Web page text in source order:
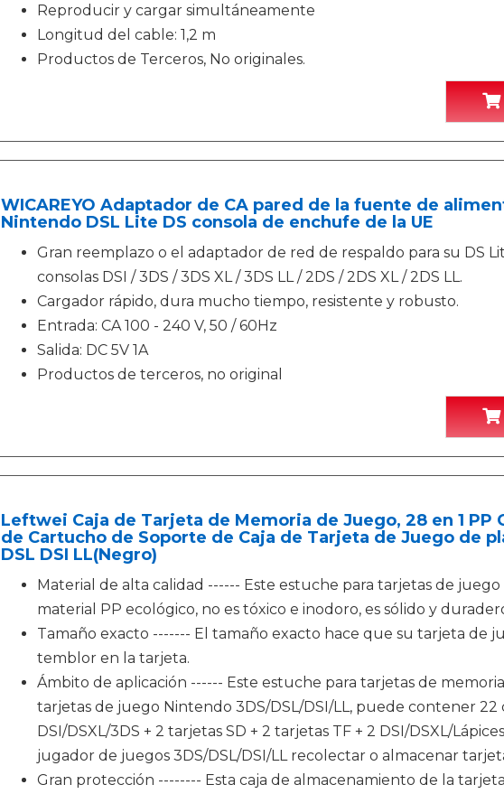
Reproducir y cargar simultáneamente
Longitud del cable: 1,2 m
Productos de Terceros, No originales.
WICAREYO Adaptador de CA pared de la fuente de
Nintendo DSL Lite DS consola de enchufe de la UE
Gran reemplazo o el adaptador de red de respaldo para su DS
consolas DSI / 3DS / 3DS XL / 3DS LL / 2DS / 2DS XL / 2DS LL.
Cargador rápido, dura mucho tiempo, resistente y robusto.
Entrada: CA 100 - 240 V, 50 / 60Hz
Salida: DC 5V 1A
Productos de terceros, no original
Leftwei Caja de Tarjeta de Memoria de Juego, 28 en 1 PP
de Cartucho de Soporte de Caja de Tarjeta de Juego de
DSL DSI LL(Negro)
Material de alta calidad ------ Este estuche para tarjetas de
material PP ecológico, no es tóxico e inodoro, es sólido y
Tamaño exacto ------- El tamaño exacto hace que su tarjeta de
temblor en la tarjeta.
Ámbito de aplicación ------ Este estuche para tarjetas de
tarjetas de juego Nintendo 3DS/DSL/DSI/LL, puede contener
DSI/DSXL/3DS + 2 tarjetas SD + 2 tarjetas TF + 2 DSI/DSXL/
jugador de juegos 3DS/DSL/DSI/LL recolectar o almacenar
Gran protección -------- Esta caja de almacenamiento de la